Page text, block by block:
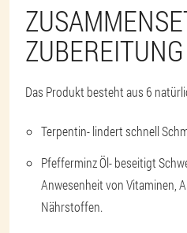
ZUBEREITUNG
Das Produkt besteht aus 6
Terpentin- lindert schnell
Pfefferminz Öl- beseitigt
Anwesenheit von Vitaminen,
Nährstoffen.